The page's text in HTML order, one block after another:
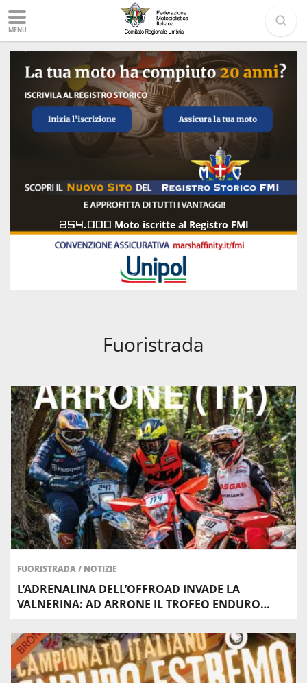
MENU
254.000 Moto iscritte al Registro FMI
Fuoristrada
FUORISTRADA/ NOTIZIE
L’ADRENALINA DELL’OFFROAD INVADE LA
VALNERINA: AD ARRONE IL TROFEO ENDURO…